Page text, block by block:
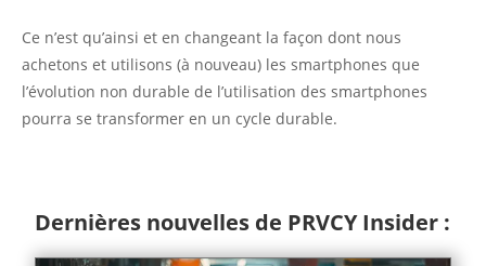
Ce n’est qu’ainsi et en changeant la façon dont nous
achetons et utilisons (à nouveau) les smartphones que
l’évolution non durable de l’utilisation des smartphones
pourra se transformer en un cycle durable.
Dernières nouvelles de PRVCY Insider :